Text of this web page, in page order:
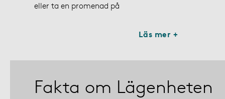
eller ta en promenad på
Läs mer +
Fakta om Lägenheten